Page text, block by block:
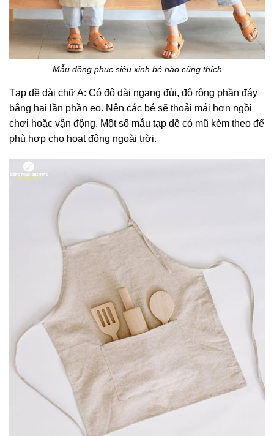
Mẫu đồng phục siêu xinh bé nào cũng thích
Tạp dề dài chữ A: Có độ dài ngang đùi, độ rộng phần đáy
bằng hai lần phần eo. Nên các bé sẽ thoải mái hơn ngồi
chơi hoặc vận động. Một số mẫu tạp dề có mũ kèm theo để
phù hợp cho hoạt động ngoài trời.